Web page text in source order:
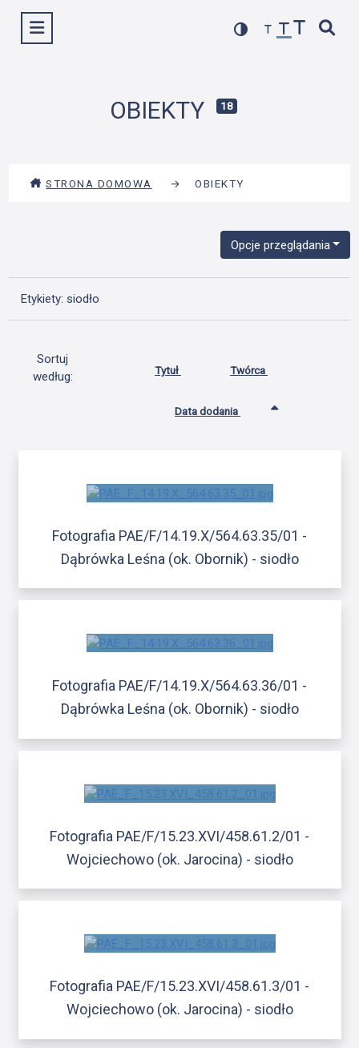
Wyświetl menu
OBIEKTY 18
STRONA DOMOWA → OBIEKTY
Opcje przeglądania
Etykiety: siodło
Sortuj
według:
Tytuł Twórca
Data dodania
Fotografia PAE/F/14.19.X/564.63.35/01 -
Dąbrówka Leśna (ok. Obornik) - siodło
Fotografia PAE/F/14.19.X/564.63.36/01 -
Dąbrówka Leśna (ok. Obornik) - siodło
Fotografia PAE/F/15.23.XVI/458.61.2/01 -
Wojciechowo (ok. Jarocina) - siodło
Fotografia PAE/F/15.23.XVI/458.61.3/01 -
Wojciechowo (ok. Jarocina) - siodło